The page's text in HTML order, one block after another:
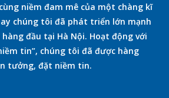
niềm đam mê của một chàng kĩ
chúng tôi đã phát triển lớn mạnh
đầu tại Hà Nội. Hoạt động với
tin”, chúng tôi đã được hàng
tưởng, đặt niềm tin.